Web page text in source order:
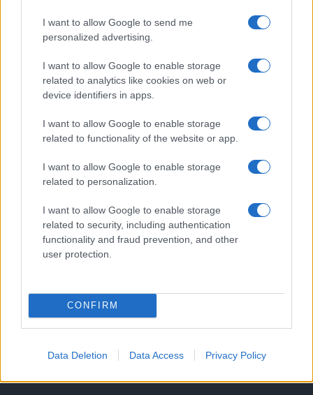
I want to allow Google to send me
personalized advertising.
I want to allow Google to enable storage
related to analytics like cookies on web or
device identifiers in apps.
I want to allow Google to enable storage
related to functionality of the website or app.
I want to allow Google to enable storage
related to personalization.
I want to allow Google to enable storage
related to security, including authentication
functionality and fraud prevention, and other
user protection.
CONFIRM
Data Deletion Data Access Privacy Policy
Amire többmillióan vártunk: szombattól
másodfokúra csökken a riasztás
Országos hírek
továbbképzésekkel erősít a Gál Ferenc
Egyetem
HÍRDETÉS
HÍRDETÉS